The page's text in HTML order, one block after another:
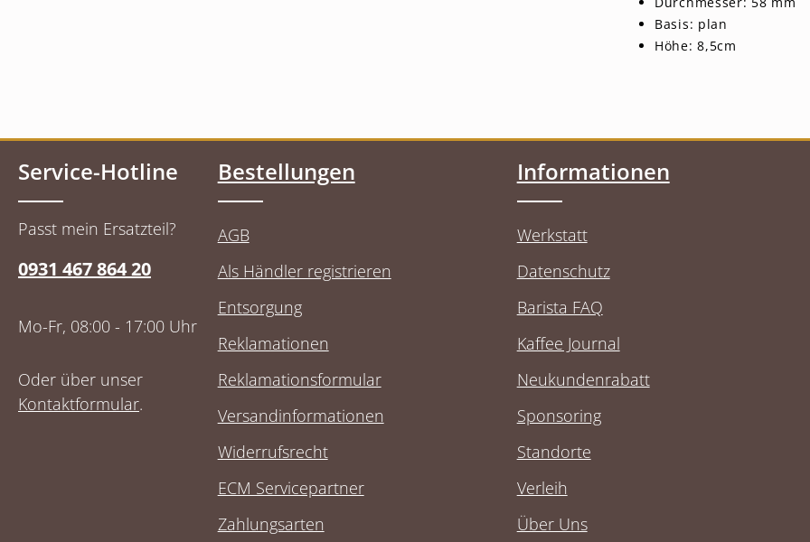
Basis: plan
Höhe: 8,5cm
Service-Hotline
Passt mein Ersatzteil?
0931 467 864 20
Mo-Fr, 08:00 - 17:00 Uhr
Oder über unser
Kontaktformular.
Bestellungen
AGB
Als Händler registrieren
Entsorgung
Reklamationen
Reklamationsformular
Versandinformationen
Widerrufsrecht
ECM Servicepartner
Zahlungsarten
Informationen
Werkstatt
Datenschutz
Barista FAQ
Kaffee Journal
Neukundenrabatt
Sponsoring
Standorte
Verleih
Über Uns